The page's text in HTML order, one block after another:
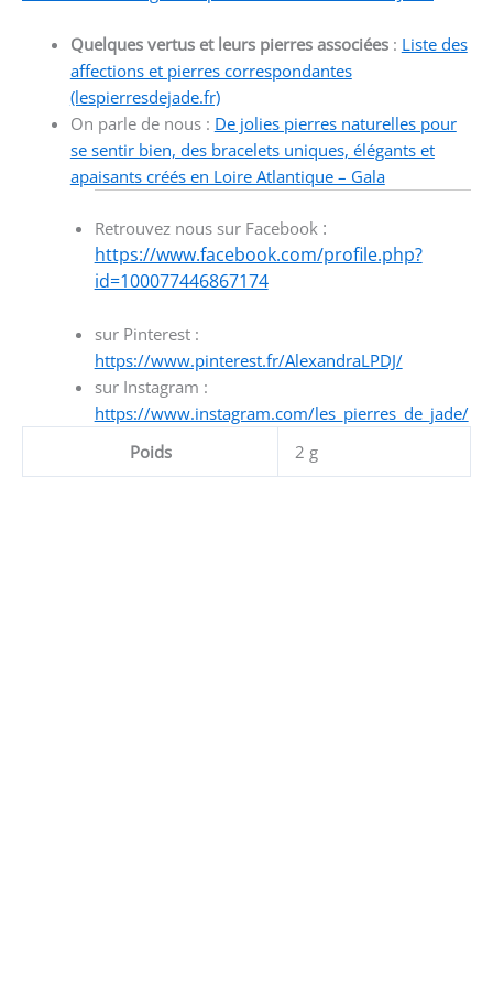
Quelques vertus et leurs pierres associées : Liste des
affections et pierres correspondantes
(lespierresdejade.fr)
On parle de nous : De jolies pierres naturelles pour
se sentir bien, des bracelets uniques, élégants et
apaisants créés en Loire Atlantique – Gala
Retrouvez nous sur Facebook :
https://www.facebook.com/profile.php?
id=100077446867174
sur Pinterest :
https://www.pinterest.fr/AlexandraLPDJ/
sur Instagram :
https://www.instagram.com/les_pierres_de_jade/
Poids
2 g